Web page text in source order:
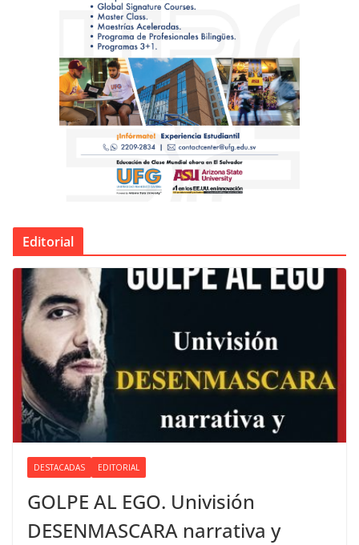
Editorial
DESTACADAS EDITORIAL
GOLPE AL EGO. Univisión
DESENMASCARA narrativa y